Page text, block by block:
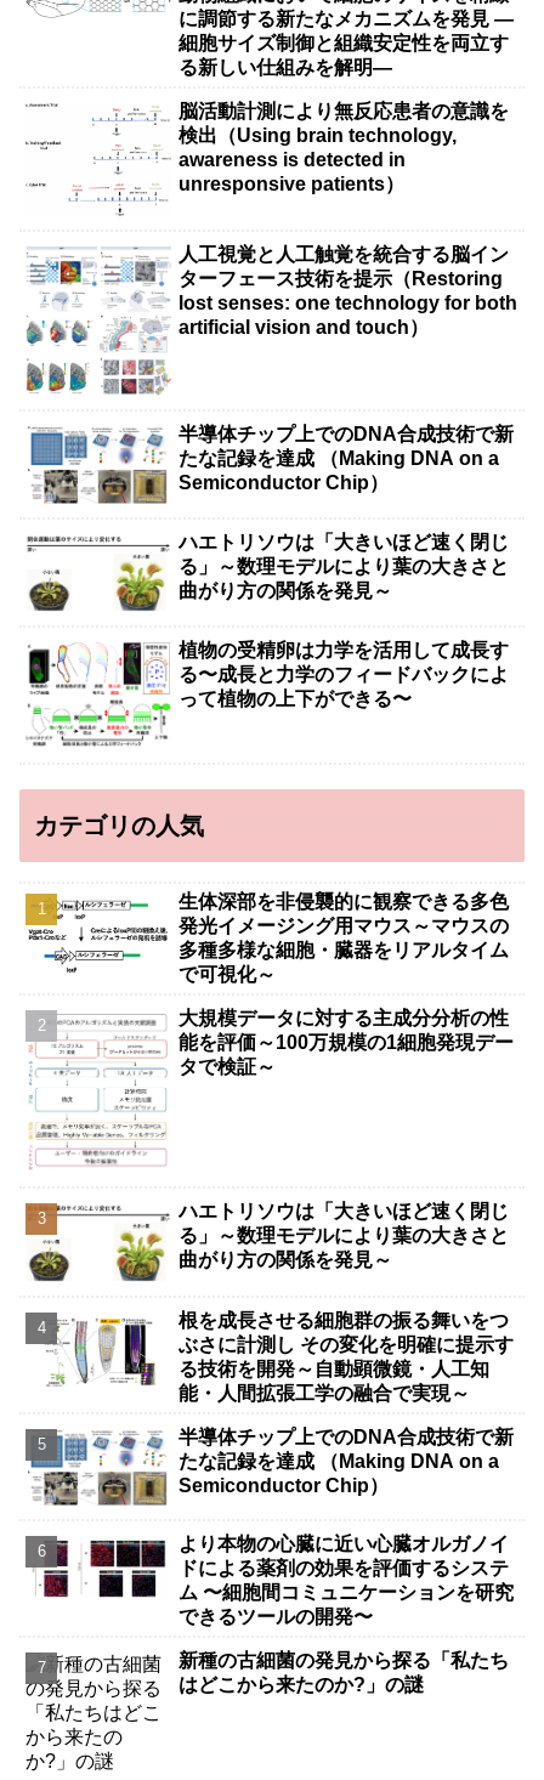
に調節する新たなメカニズムを発見 ―
細胞サイズ制御と組織安定性を両立す
る新しい仕組みを解明―
脳活動計測により無反応患者の意識を
検出（Using brain technology,
awareness is detected in
unresponsive patients）
人工視覚と人工触覚を統合する脳イン
ターフェース技術を提示（Restoring
lost senses: one technology for both
artificial vision and touch）
半導体チップ上でのDNA合成技術で新
たな記録を達成 （Making DNA on a
Semiconductor Chip）
ハエトリソウは「大きいほど速く閉じ
る」～数理モデルにより葉の大きさと
曲がり方の関係を発見～
植物の受精卵は力学を活用して成長す
る〜成長と力学のフィードバックによ
って植物の上下ができる〜
カテゴリの人気
生体深部を非侵襲的に観察できる多色
発光イメージング用マウス～マウスの
多種多様な細胞・臓器をリアルタイム
で可視化～
大規模データに対する主成分分析の性
能を評価～100万規模の1細胞発現デー
タで検証～
ハエトリソウは「大きいほど速く閉じ
る」～数理モデルにより葉の大きさと
曲がり方の関係を発見～
根を成長させる細胞群の振る舞いをつ
ぶさに計測し その変化を明確に提示す
る技術を開発～自動顕微鏡・人工知
能・人間拡張工学の融合で実現～
半導体チップ上でのDNA合成技術で新
たな記録を達成 （Making DNA on a
Semiconductor Chip）
より本物の心臓に近い心臓オルガノイ
ドによる薬剤の効果を評価するシステ
ム 〜細胞間コミュニケーションを研究
できるツールの開発〜
新種の古細菌の発見から探る「私たち
はどこから来たのか?」の謎